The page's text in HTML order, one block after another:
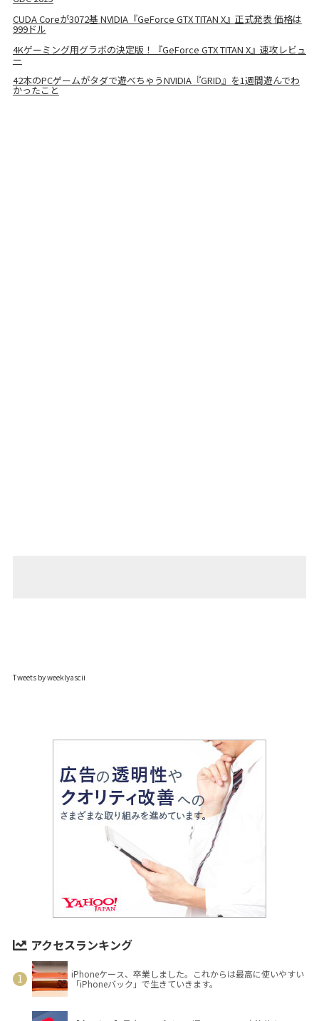
CUDA Coreが3072基 NVIDIA『GeForce GTX TITAN X』正式発表 価格は
999ドル
4Kゲーミング用グラボの決定版！『GeForce GTX TITAN X』速攻レビュ
ー
42本のPCゲームがタダで遊べちゃうNVIDIA『GRID』を1週間遊んでわ
かったこと
Tweets by weeklyascii
アクセスランキング
iPhoneケース、卒業しました。これからは最高に使いやすい
「iPhoneバック」で生きていきます。